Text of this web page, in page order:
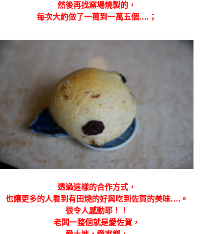
然後再找窯場燒製的，
每次大約做了一萬到一萬五個….；
透過這樣的合作方式，
也讓更多的人看到有田燒的好與吃到佐賀的美味….。
很令人感動耶！！
老闆一整個就是愛佐賀，